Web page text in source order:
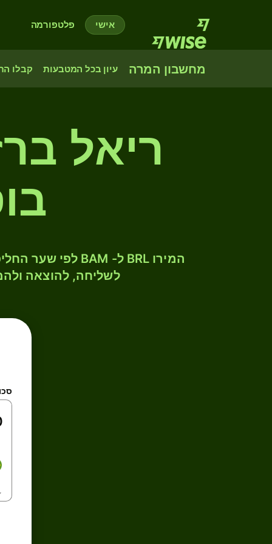
אישי פלטפורמה
מחשבון המרה עיון בכל המטבעות קבלו
ריאל
לשליחה, להוצאה